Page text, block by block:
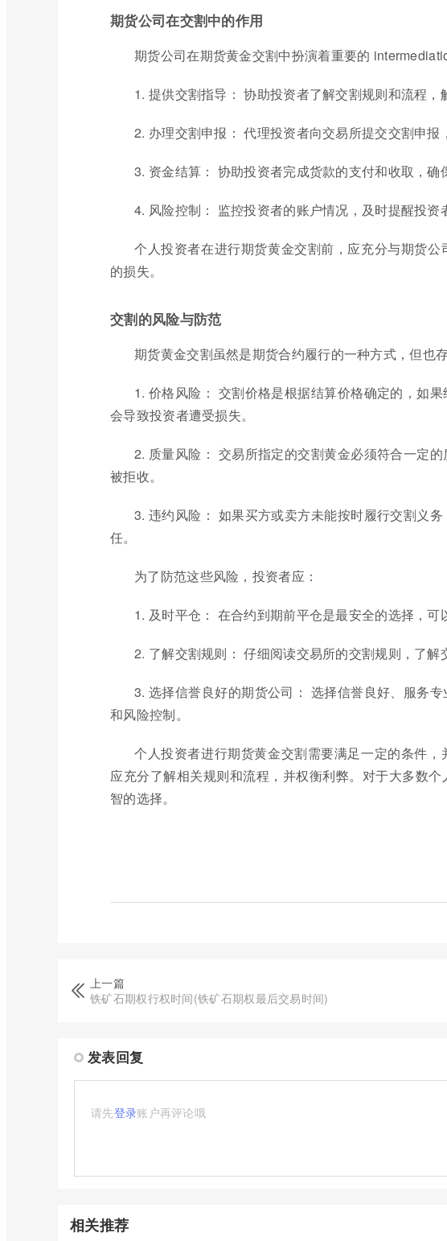
期货公司在交割中的作用
期货公司在期货黄金交割中扮演着重要的
1. 提供交割指导： 协助投资者了解交割规则和流程，
2. 办理交割申报： 代理投资者向交易所提交交割申报
3. 资金结算： 协助投资者完成货款的支付和收取，确
4. 风险控制： 监控投资者的账户情况，及时提醒投资
个人投资者在进行期货黄金交割前，应充分与期货
的损失。
交割的风险与防范
期货黄金交割虽然是期货合约履行的一种方式，但也
1. 价格风险： 交割价格是根据结算价格确定的，如
会导致投资者遭受损失。
2. 质量风险： 交易所指定的交割黄金必须符合一定
被拒收。
3. 违约风险： 如果买方或卖方未能按时履行交割义
任。
为了防范这些风险，投资者应：
1. 及时平仓： 在合约到期前平仓是最安全的选择，可
2. 了解交割规则： 仔细阅读交易所的交割规则，了解
3. 选择信誉良好的期货公司： 选择信誉良好、服务
和风险控制。
个人投资者进行期货黄金交割需要满足一定的条件，
应充分了解相关规则和流程，并权衡利弊。对于大多数
智的选择。
上一篇
铁矿石期权行权时间(铁矿石期权最后交易时间)
发表回复
请先登录账户再评论哦
相关推荐